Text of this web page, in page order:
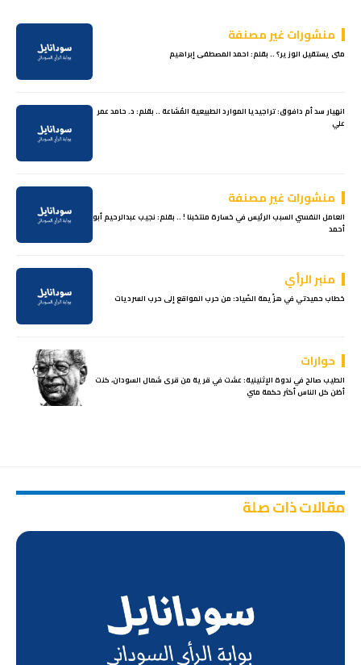
منشورات غير مصنفة
متى يستقيل الوزير؟ .. بقلم: احمد المصطفى إبراهيم
انهيار سد أم دافوق: تراجيديا الموارد الطبيعية المُشاعة .. بقلم: د. حامد عمر
علي
منشورات غير مصنفة
العامل النفسي السبب الرئيس في خسارة منتخبنا ! .. بقلم: نجيب عبدالرحيم أبو
أحمد
منبر الرأي
خطاب حميدتي في هزّيمة الصّياد: من حرب المواقع إلى حرب السرديات
حوارات
الطيب صالح في ندوة الإثنينية: عشت في قرية من قرى شمال السودان، كنت
أظن كل الناس أكثر حكمة مني
مقالات ذات صلة